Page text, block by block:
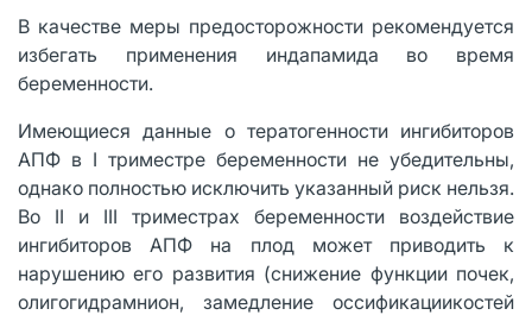
В качестве меры предосторожности рекомендуется
избегать применения индапамида во время
беременности.
Имеющиеся данные о тератогенности ингибиторов
АПФ в I триместре беременности не убедительны,
однако полностью исключить указанный риск нельзя.
Во II и III триместрах беременности воздействие
ингибиторов АПФ на плод может приводить к
нарушению его развития (снижение функции почек,
олигогидрамнион, замедление оссификациикостей